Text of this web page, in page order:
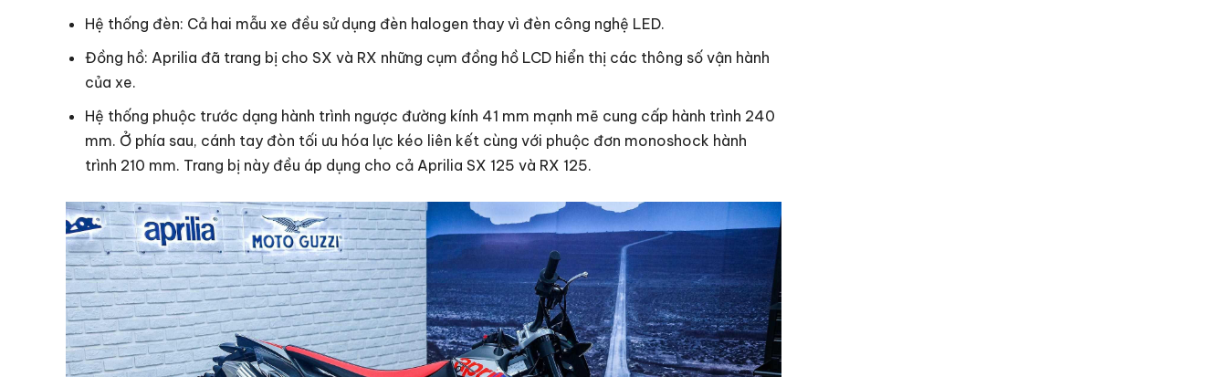
Hệ thống đèn: Cả hai mẫu xe đều sử dụng đèn halogen thay vì đèn công nghệ LED.
Đồng hồ: Aprilia đã trang bị cho SX và RX những cụm đồng hồ LCD hiển thị các thông số vận hành
của xe.
Hệ thống phuộc trước dạng hành trình ngược đường kính 41 mm mạnh mẽ cung cấp hành trình 240
mm. Ở phía sau, cánh tay đòn tối ưu hóa lực kéo liên kết cùng với phuộc đơn monoshock hành
trình 210 mm. Trang bị này đều áp dụng cho cả Aprilia SX 125 và RX 125.